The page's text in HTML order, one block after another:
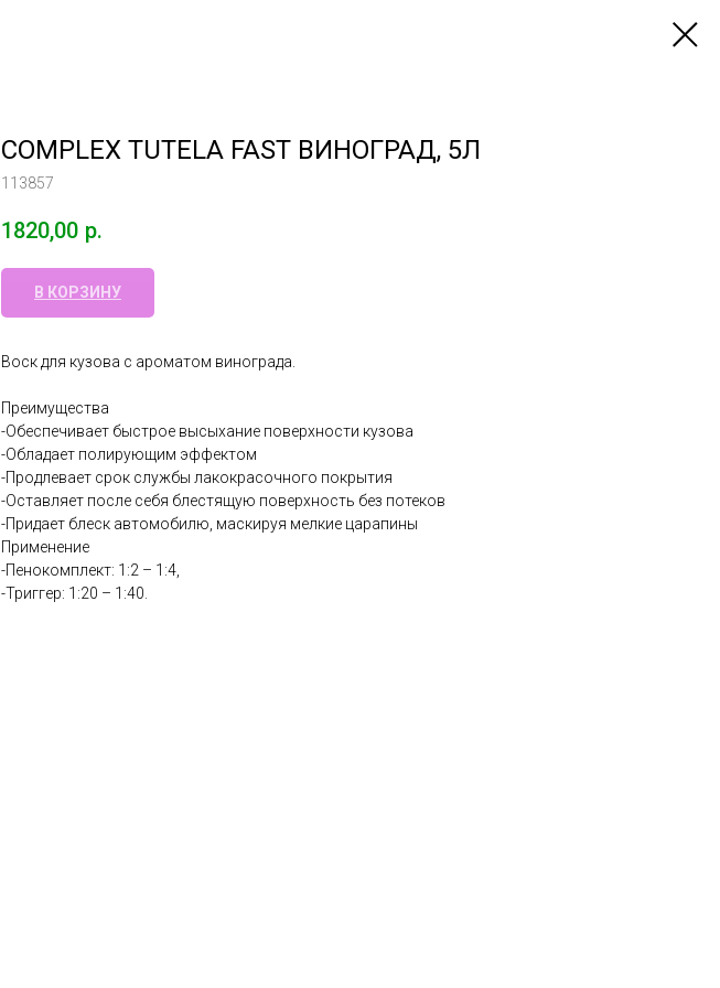
COMPLEX TUTELA FAST ВИНОГРАД, 5Л
113857
1820,00 р.
В КОРЗИНУ
Воск для кузова с ароматом винограда.
Преимущества
-Обеспечивает быстрое высыхание поверхности кузова
-Обладает полирующим эффектом
-Продлевает срок службы лакокрасочного покрытия
-Оставляет после себя блестящую поверхность без потеков
-Придает блеск автомобилю, маскируя мелкие царапины
Применение
-Пенокомплект: 1:2 – 1:4,
-Триггер: 1:20 – 1:40.